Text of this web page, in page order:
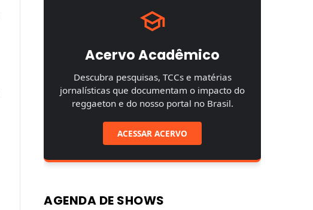
Acervo Acadêmico
Descubra pesquisas, TCCs e matérias
jornalísticas que documentam o impacto do
reggaeton e do nosso portal no Brasil.
ACESSAR ACERVO
AGENDA DE SHOWS